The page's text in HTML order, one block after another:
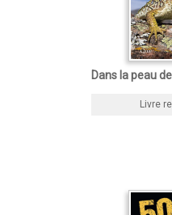
Dans la peau
Livre